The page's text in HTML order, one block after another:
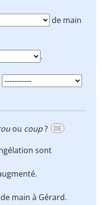
de main
.
ou coup? DE
sont
de main à Gérard.